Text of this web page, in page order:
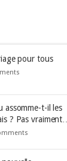
pour tous
assomme-t-il les
? Pas vraiment…